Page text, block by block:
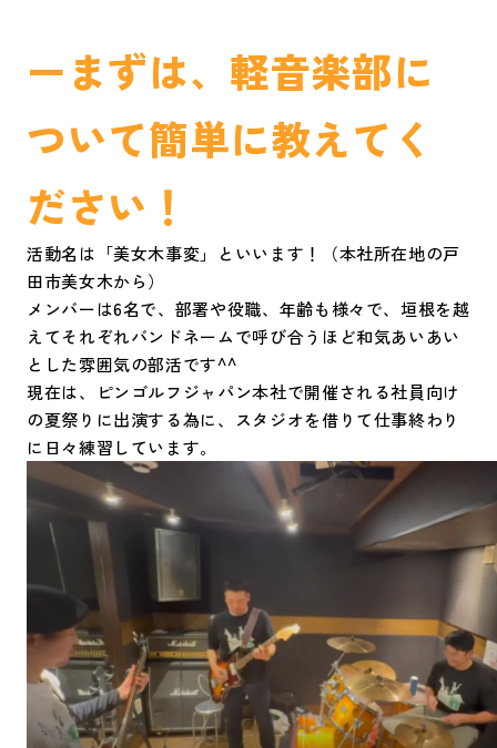
ーまずは、軽音楽部に
ついて簡単に教えてく
ださい！
活動名は「美女木事変」
といいます！（本社所在地の戸
田市美女木から）
メンバーは6名で、部署や役職、年齢も様々で、垣根を越
えてそれぞれバンドネームで呼び合うほど和気あいあい
とした雰囲気の部活です^^
現在は、ピンゴルフジャパン本社で開催される社員向け
の夏祭りに出演する為に、スタジオを借りて仕事終わり
に日々練習しています。